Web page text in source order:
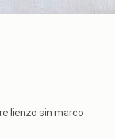
lienzo sin marco